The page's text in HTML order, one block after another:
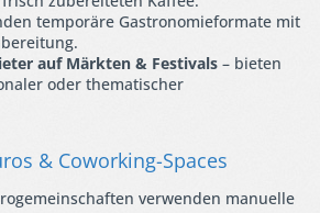
temporäre Gastronomieformate mit
auf Märkten & Festivals – bieten
oder thematischer
& Coworking-Spaces
verwenden manuelle